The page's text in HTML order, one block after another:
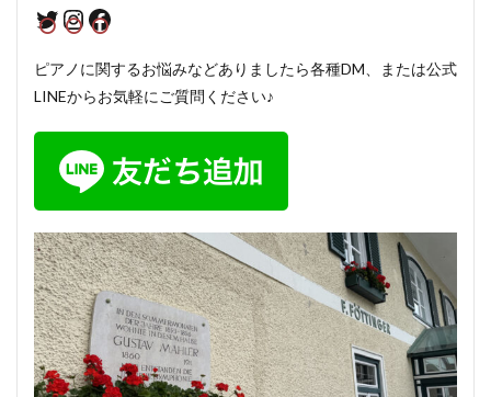
Twitter
Instagram
Facebook
ピアノに関するお悩みなどありましたら各種DM、または公式
LINEからお気軽にご質問ください♪